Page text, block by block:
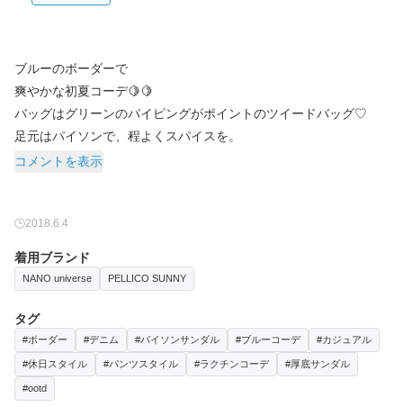
ブルーのボーダーで
爽やかな初夏コーデ🍋🍋
バッグはグリーンのパイピングがポイントのツイードバッグ♡
足元はパイソンで、程よくスパイスを。
コメントを表示
2018.6.4
着用ブランド
NANO universe PELLICO SUNNY
タグ
#ボーダー #デニム #パイソンサンダル #ブルーコーデ #カジュアル
#休日スタイル #パンツスタイル #ラクチンコーデ #厚底サンダル
#ootd